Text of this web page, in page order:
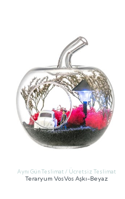
Aynı Gün Teslimat / Ücretsiz Teslimat
Teraryum VosVos Aşkı-Beyaz